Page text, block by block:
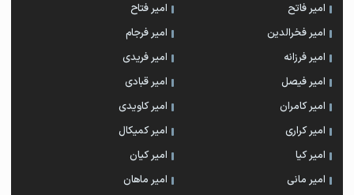
امیر فاتح
امیر فتاح
امیر فخرالدین
امیر فرجام
امیر فرزانه
امیر فریدی
امیر فیصل
امیر قبادی
امیر کامران
امیر کاویدی
امیر کراری
امیر کمیکال
امیر کیا
امیر کیان
امیر مانی
امیر ماهان